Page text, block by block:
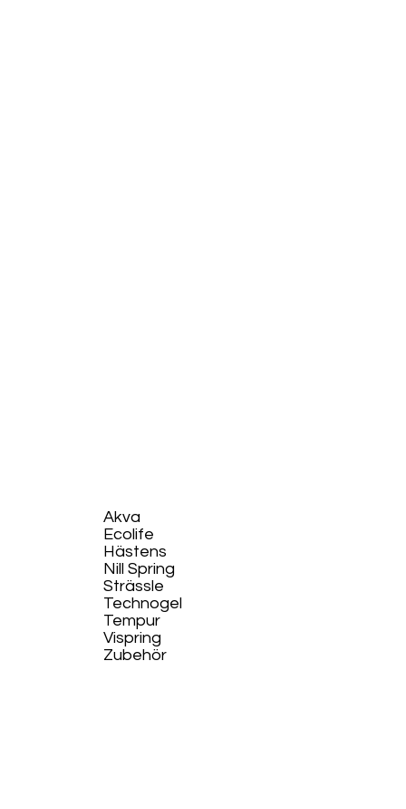
Akva
Ecolife​
Hästens
Nill Spring
Strässle
Technogel
Tempur
Vispring
Zubehör